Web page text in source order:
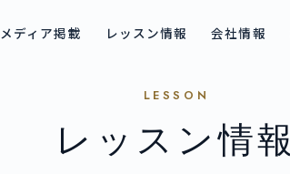
メディア掲載 レッスン情報 会社情報
LESSON
レッスン情報